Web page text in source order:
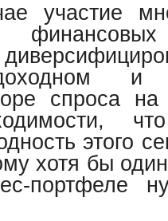
участие
и
спроса
этого
хотя бы
портфеле